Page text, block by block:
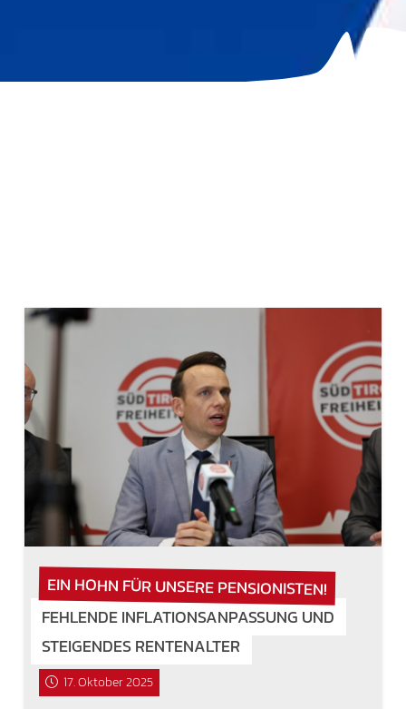
EIN HOHN FÜR UNSERE PENSIONISTEN!
FEHLENDE INFLATIONSANPASSUNG UND
STEIGENDES RENTENALTER
17. Oktober 2025